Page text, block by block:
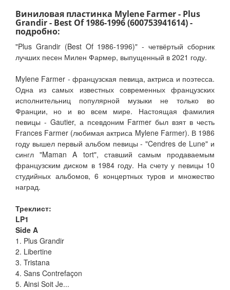
Виниловая пластинка Mylene Farmer - Plus
Grandir - Best Of 1986-1996 (600753941614) -
подробно:
"Plus Grandir (Best Of 1986-1996)" - четвёртый сборник
лучших песен Милен Фармер, выпущенный в 2021 году.
Mylene Farmer - французская певица, актриса и поэтесса.
Одна из самых известных современных французских
исполнительниц популярной музыки не только во
Франции, но и во всем мире. Настоящая фамилия
певицы - Gautier, а псевдоним Farmer был взят в честь
Frances Farmer (любимая актриса Mylene Farmer). В 1986
году вышел первый альбом певицы - "Cendres de Lune" и
сингл "Maman A tort", ставший самым продаваемым
французским диском в 1984 году. На счету у певицы 10
студийных альбомов, 6 концертных туров и множество
наград.
Треклист:
LP1
Side A
1. Plus Grandir
2. Libertine
3. Tristana
4. Sans Contrefaçon
5. Ainsi Soit Je...